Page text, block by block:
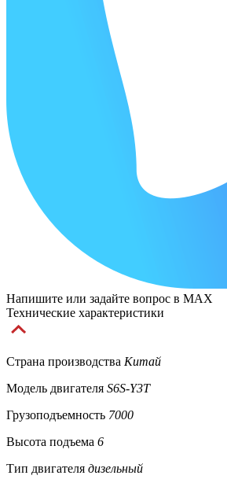
Напишите или задайте вопрос в MAX
Технические характеристики
Страна производства Китай
Модель двигателя S6S-Y3T
Грузоподъемность 7000
Высота подъема 6
Тип двигателя дизельный